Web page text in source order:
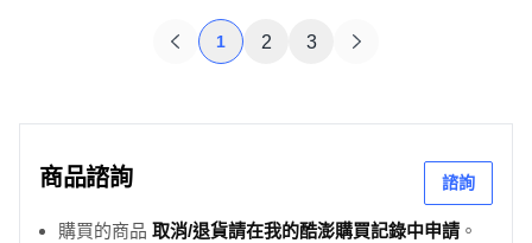
1 2 3
商品諮詢 諮詢
購買的商品 取消/退貨請在我的酷澎購買記錄中申請 。